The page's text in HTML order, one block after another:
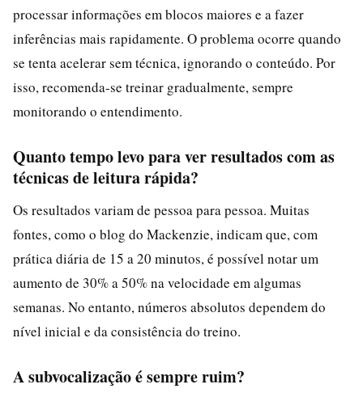
processar informações em blocos maiores e a fazer
inferências mais rapidamente. O problema ocorre quando
se tenta acelerar sem técnica, ignorando o conteúdo. Por
isso, recomenda-se treinar gradualmente, sempre
monitorando o entendimento.
Quanto tempo levo para ver resultados com as
técnicas de leitura rápida?
Os resultados variam de pessoa para pessoa. Muitas
fontes, como o blog do Mackenzie, indicam que, com
prática diária de 15 a 20 minutos, é possível notar um
aumento de 30% a 50% na velocidade em algumas
semanas. No entanto, números absolutos dependem do
nível inicial e da consistência do treino.
A subvocalização é sempre ruim?